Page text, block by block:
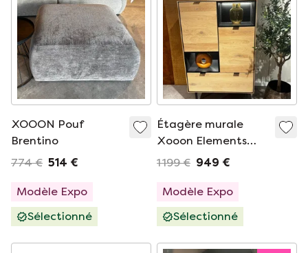
XOOON Pouf
Brentino
774 € 514 €
Modèle Expo
Sélectionné
Étagère murale
Xooon Elements
Highboard
1 199 € 949 €
Modèle Expo
Sélectionné